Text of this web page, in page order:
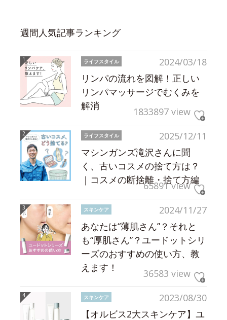
週間人気記事ランキング
2024/03/18
ライフスタイル
リンパの流れを図解！正しい
リンパマッサージでむくみを
解消
1833897 view
2025/12/11
ライフスタイル
マシンガンズ滝沢さんに聞
く、古いコスメの捨て方は？
｜コスメの断捨離・捨て方編
65891 view
2024/11/27
スキンケア
あなたは“薄肌さん”？それと
も“厚肌さん”？ユードットシリ
ーズのおすすめの使い方、教
えます！
36583 view
2023/08/30
スキンケア
【オルビス2大スキンケア】ユ